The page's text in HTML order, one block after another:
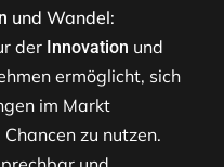
und Wandel:
der Innovation und
ermöglicht, sich
im Markt
zu nutzen.